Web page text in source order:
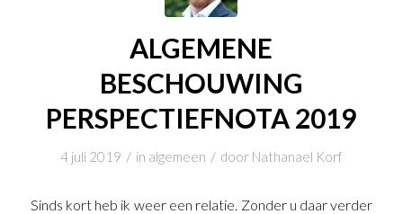
ALGEMENE
BESCHOUWING
PERSPECTIEFNOTA 2019
4 juli 2019 / in algemeen / door Nathanael Korf
Sinds kort heb ik weer een relatie. Zonder u daar verder